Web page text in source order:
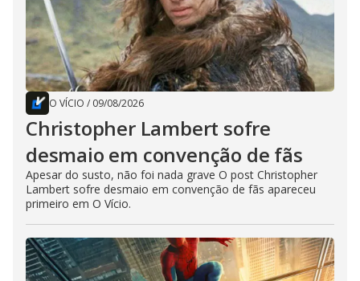
O VÍCIO / 09/08/2026
Christopher Lambert sofre
desmaio em convenção de fãs
Apesar do susto, não foi nada grave O post Christopher
Lambert sofre desmaio em convenção de fãs apareceu
primeiro em O Vício.